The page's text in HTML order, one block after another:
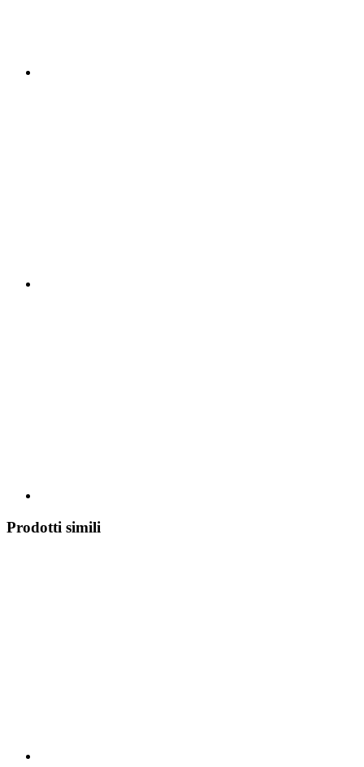
Prodotti simili